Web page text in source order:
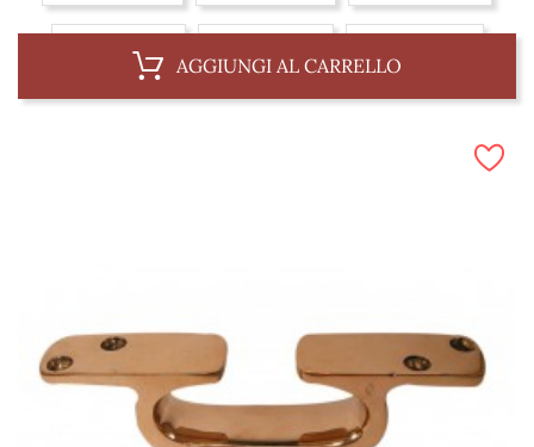
AGGIUNGI AL CARRELLO